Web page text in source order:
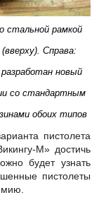
стальной рамкой
Справа:
разработан новый
со стандартным
обоих типов
пистолета
М» достичь
будет узнать
пистолеты